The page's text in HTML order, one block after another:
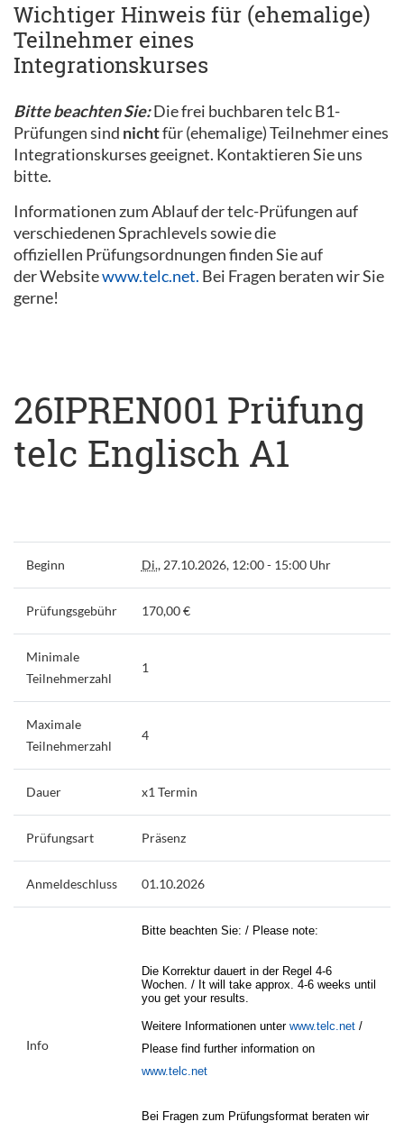
Wichtiger Hinweis für (ehemalige)
Teilnehmer eines
Integrationskurses
Bitte beachten Sie:Die frei buchbaren telc B1-
Prüfungen sind nichtfür (ehemalige) Teilnehmer eines
Integrationskurses geeignet. Kontaktieren Sie uns
bitte.
Informationen zum Ablauf der telc-Prüfungen auf
verschiedenen Sprachlevels sowie die
offiziellen Prüfungsordnungen finden Sie auf
der Websitewww.telc.net. Bei Fragen beraten wir Sie
gerne!
26IPREN001 Prüfung
telc Englisch A1
Beginn Di., 27.10.2026, 12:00 - 15:00 Uhr
Prüfungsgebühr 170,00 €
Minimale
Teilnehmerzahl
1
Maximale
Teilnehmerzahl
4
Dauer x1 Termin
Prüfungsart Präsenz
Anmeldeschluss 01.10.2026
Info
Bitte beachten Sie: / Please note:
Die Korrektur dauert in der Regel 4-6
Wochen. / It will take approx. 4-6 weeks until
you get your results.
Weitere Informationen unter www.telc.net/
Please find further information on
www.telc.net
Bei Fragen zum Prüfungsformat beraten wir